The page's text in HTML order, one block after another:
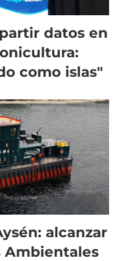
datos en
como islas"
alcanzar
Ambientales